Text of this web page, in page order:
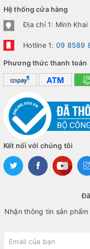
Hệ thống cửa hàng
Địa chỉ 1: Minh
Hotline 1: 09 8589
Phương thức thanh toán
Kết nối với chúng tôi
Nhận thông tin sản